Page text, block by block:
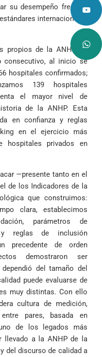
su desempeño frente a
internacionales
propios de la ANHP se
consecutivo, al inicio se
hospitales confirmados;
139 hospitales
el mayor nivel de
de la ANHP. Esta
en confianza y reglas
en el ejercicio más
hospitales privados en
—presente tanto en el
de los Indicadores de la
que construimos:
clara, establecimos
parámetros de
y reglas de inclusión
precedente de orden
demostraron ser
del tamaño del
puede evaluarse de
muy distintas. Con ello
cultura de medición,
pares, basada en
de los legados más
llevado a la ANHP de la
del discurso de calidad a